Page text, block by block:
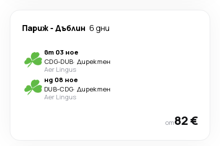
Париж- Дъблин 6 дни
вт 03 ное
CDG-DUB· Директен
Aer Lingus
нд 08 ное
DUB-CDG· Директен
Aer Lingus
от82 €